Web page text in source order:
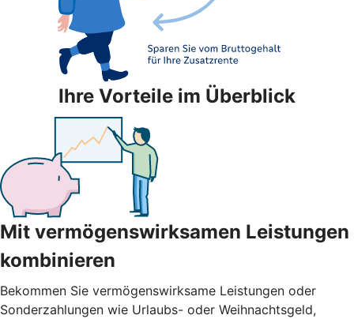
Ihre Vorteile im Überblick
Mit vermögenswirksamen Leistungen
kombinieren
Bekommen Sie vermögenswirksame Leistungen oder
Sonderzahlungen wie Urlaubs- oder Weihnachtsgeld,